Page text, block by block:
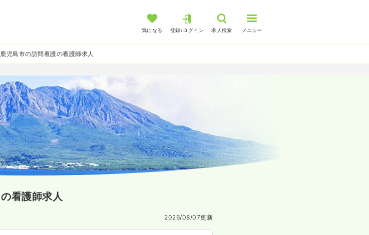
気になる 登録/ログイン 求人検索 メニュー
鹿児島市の訪問看護の看護師求人
の看護師求人
2026/08/07更新